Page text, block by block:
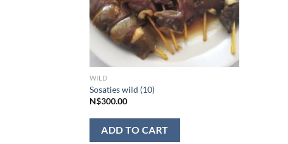
WILD
Sosaties wild (10)
N$300.00
ADD TO CART